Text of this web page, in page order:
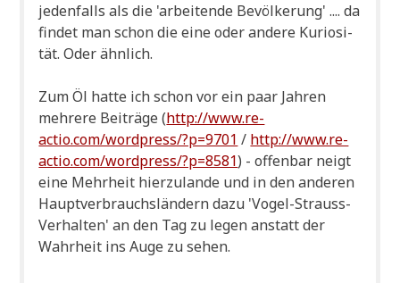
jeden­falls als die 'arbei­ten­de Bevöl­ke­rung' .... da
fin­det man schon die eine oder ande­re Kurio­si­
tät. Oder ähnlich.
Zum Öl hat­te ich schon vor ein paar Jah­ren
meh­re­re Bei­trä­ge (http://www.re-
actio.com/wordpress/?p=9701 / http://www.re-
actio.com/wordpress/?p=8581) - offen­bar neigt
eine Mehr­heit hier­zu­lan­de und in den ande­ren
Haupt­ver­brauchs­län­dern dazu 'Vogel-Strauss-
Ver­hal­ten' an den Tag zu legen anstatt der
Wahr­heit ins Auge zu sehen.